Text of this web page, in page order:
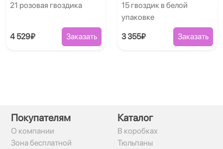
21 розовая гвоздика
4 529₽ Заказать
15 гвоздик в белой
упаковке
3 355₽ Заказать
Покупателям
О компании
Зона бесплатной
Каталог
В коробках
Тюльпаны